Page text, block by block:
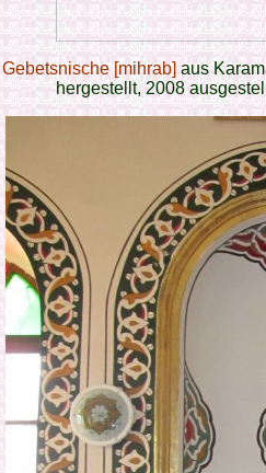
Gebetsnische [mihrab]aus
hergestellt, 2008